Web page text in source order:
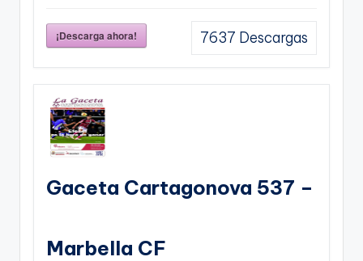
¡Descarga ahora! 7637 Descargas
Gaceta Cartagonova 537 –
Marbella CF